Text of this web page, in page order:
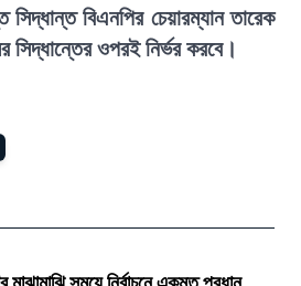
বিএনপির চেয়ারম্যান তারেক
সিদ্ধান্তের ওপরই নির্ভর করবে।